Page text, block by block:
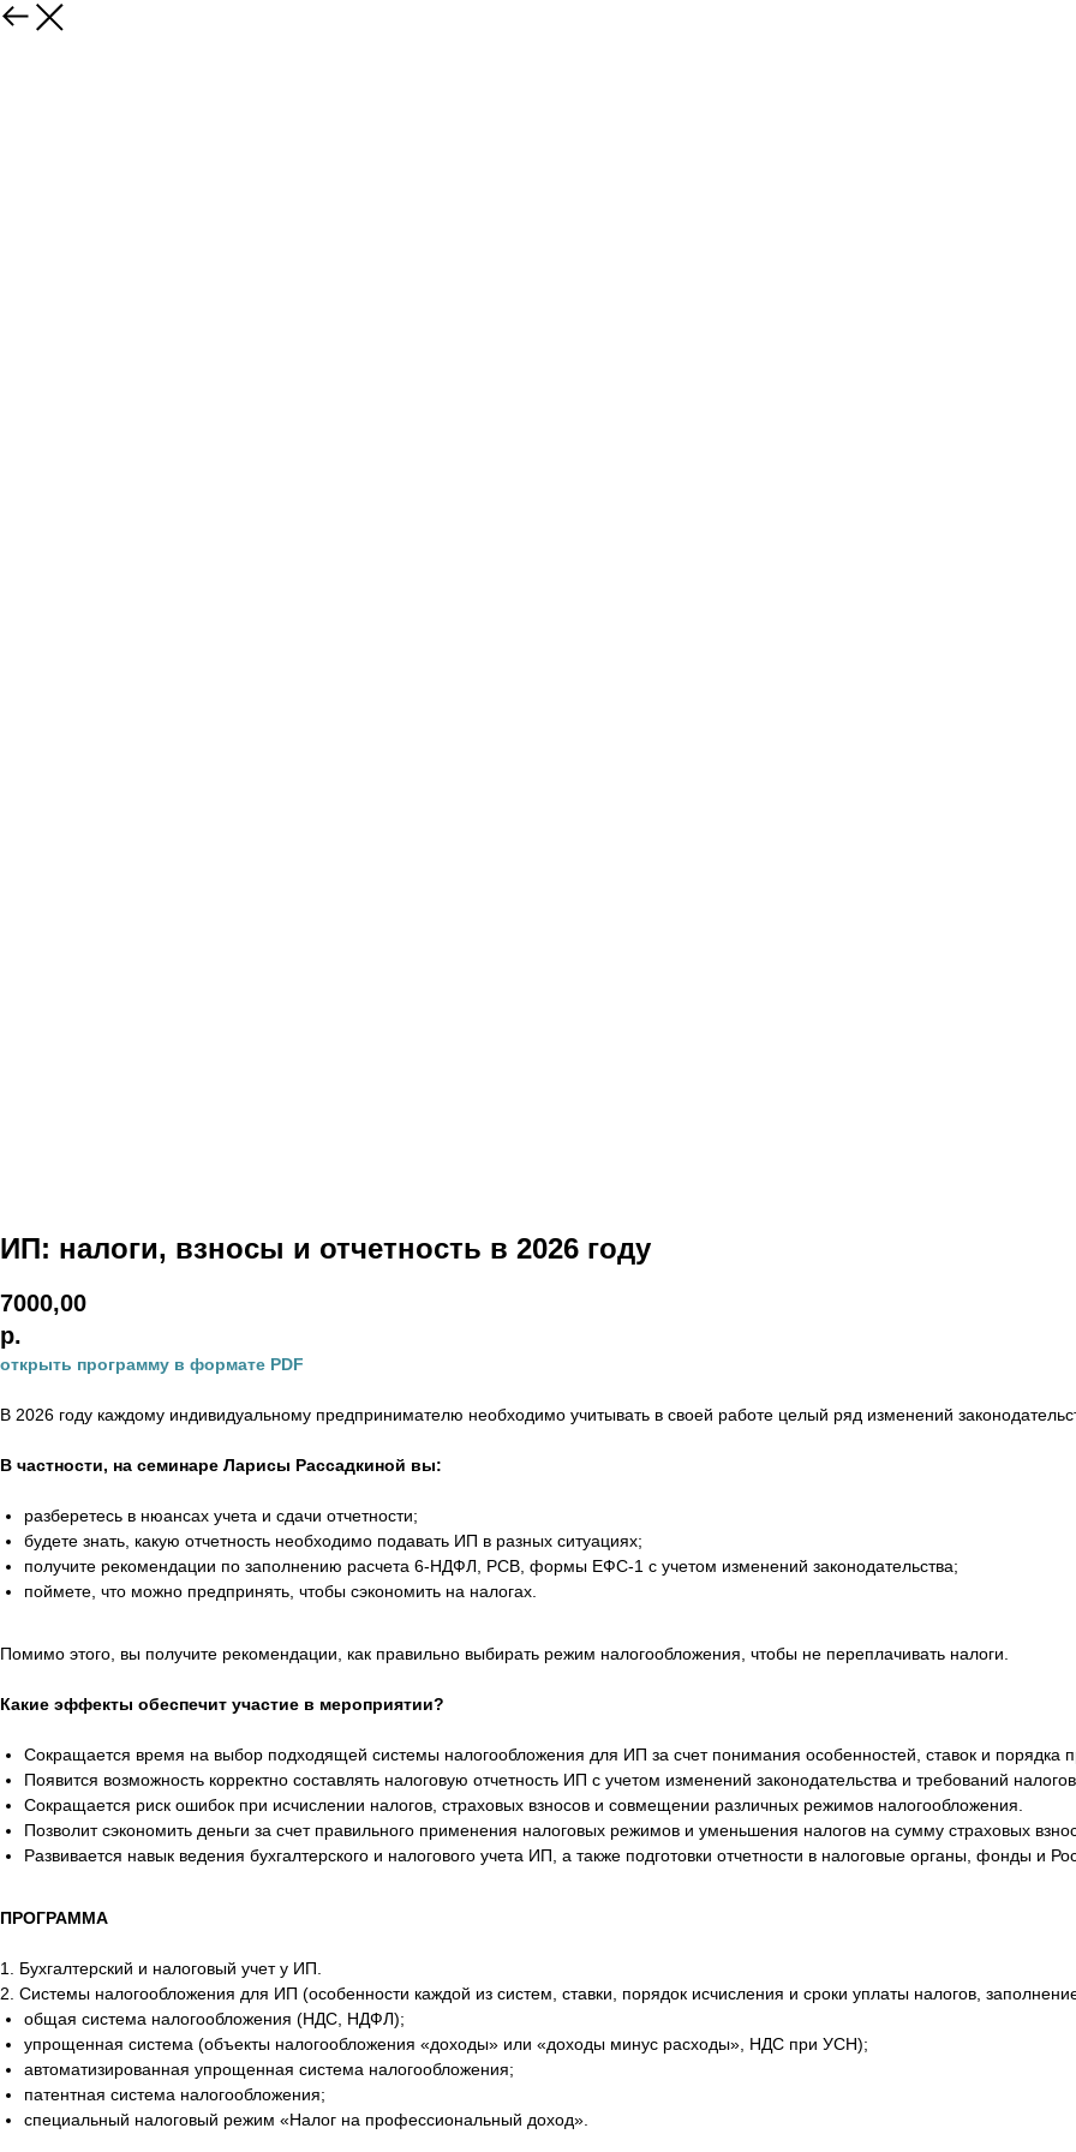
ИП: налоги, взносы и отчетность в 2026 году
7000,00
р.
открыть программу в формате PDF
В 2026 году каждому индивидуальному предпринимателю необходимо учитывать в своей работе целый ряд изменений
В частности, на семинаре Ларисы Рассадкиной вы:
разберетесь в нюансах учета и сдачи отчетности;
будете знать, какую отчетность необходимо подавать ИП в разных ситуациях;
получите рекомендации по заполнению расчета 6-НДФЛ, РСВ, формы ЕФС-1 с учетом изменений законодательства;
поймете, что можно предпринять, чтобы сэкономить на налогах.
Помимо этого, вы получите рекомендации, как правильно выбирать режим налогообложения, чтобы не переплачивать налоги.
Какие эффекты обеспечит участие в мероприятии?
Сокращается время на выбор подходящей системы налогообложения для ИП за счет понимания особенностей, ставок и порядка
Появится возможность корректно составлять налоговую отчетность ИП с учетом изменений законодательства и требований
Сокращается риск ошибок при исчислении налогов, страховых взносов и совмещении различных режимов налогообложения.
Позволит сэкономить деньги за счет правильного применения налоговых режимов и уменьшения налогов на сумму страховых
Развивается навык ведения бухгалтерского и налогового учета ИП, а также подготовки отчетности в налоговые органы, фонды и
ПРОГРАММА
1. Бухгалтерский и налоговый учет у ИП.
2. Системы налогообложения для ИП (особенности каждой из систем, ставки, порядок исчисления и сроки уплаты налогов,
общая система налогообложения (НДС, НДФЛ);
упрощенная система (объекты налогообложения «доходы» или «доходы минус расходы», НДС при УСН);
автоматизированная упрощенная система налогообложения;
патентная система налогообложения;
специальный налоговый режим «Налог на профессиональный доход».